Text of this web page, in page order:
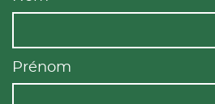
Prénom